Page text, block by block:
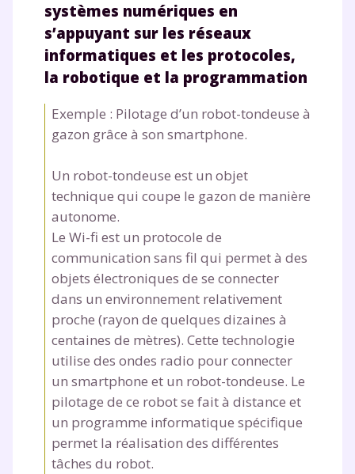
systèmes numériques en
s’appuyant sur les réseaux
informatiques et les protocoles,
la robotique et la programmation
Exemple : Pilotage d’un robot-tondeuse à
gazon grâce à son smartphone.
Un robot-tondeuse est un objet
technique qui coupe le gazon de manière
autonome.
Le Wi-fi est un protocole de
communication sans fil qui permet à des
objets électroniques de se connecter
dans un environnement relativement
proche (rayon de quelques dizaines à
centaines de mètres). Cette technologie
utilise des ondes radio pour connecter
un smartphone et un robot-tondeuse. Le
pilotage de ce robot se fait à distance et
un programme informatique spécifique
permet la réalisation des différentes
tâches du robot.